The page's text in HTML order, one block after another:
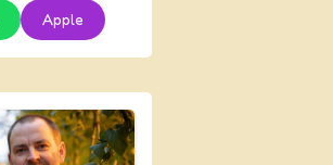
Apple